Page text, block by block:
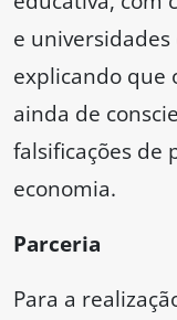
e universidades
explicando que
ainda de
falsificações de
economia.
Parceria
Para a